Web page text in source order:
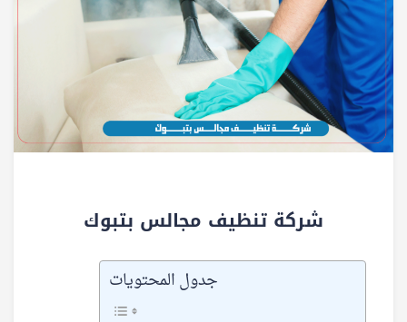
شركة تنظيف مجالس بتبوك
جدول المحتويات